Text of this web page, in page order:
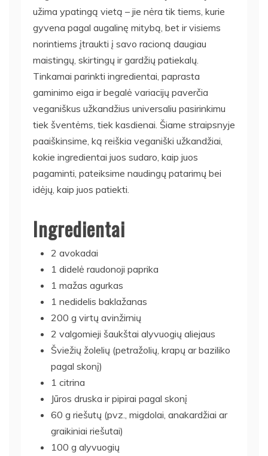
užima ypatingą vietą – jie nėra tik tiems, kurie
gyvena pagal augalinę mitybą, bet ir visiems
norintiems įtraukti į savo racioną daugiau
maistingų, skirtingų ir gardžių patiekalų.
Tinkamai parinkti ingredientai, paprasta
gaminimo eiga ir begalė variacijų paverčia
veganiškus užkandžius universaliu pasirinkimu
tiek šventėms, tiek kasdienai. Šiame straipsnyje
paaiškinsime, ką reiškia veganiški užkandžiai,
kokie ingredientai juos sudaro, kaip juos
pagaminti, pateiksime naudingų patarimų bei
idėjų, kaip juos patiekti.
Ingredientai
2 avokadai
1 didelė raudonoji paprika
1 mažas agurkas
1 nedidelis baklažanas
200 g virtų avinžirnių
2 valgomieji šaukštai alyvuogių aliejaus
Šviežių žolelių (petražolių, krapų ar baziliko
pagal skonį)
1 citrina
Jūros druska ir pipirai pagal skonį
60 g riešutų (pvz., migdolai, anakardžiai ar
graikiniai riešutai)
100 g alyvuogių